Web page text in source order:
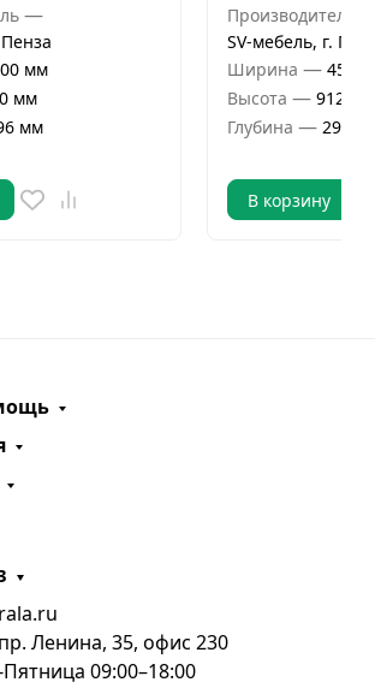
—
мм
мм
мм
Производитель
SV-мебель, г.
Ширина — 450
Высота — 912 мм
Глубина — 296
В корзину
Ленина, 35, офис 230
09:00–18:00